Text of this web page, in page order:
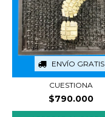
ENVÍO GRATIS
CUESTIONA
$790.000